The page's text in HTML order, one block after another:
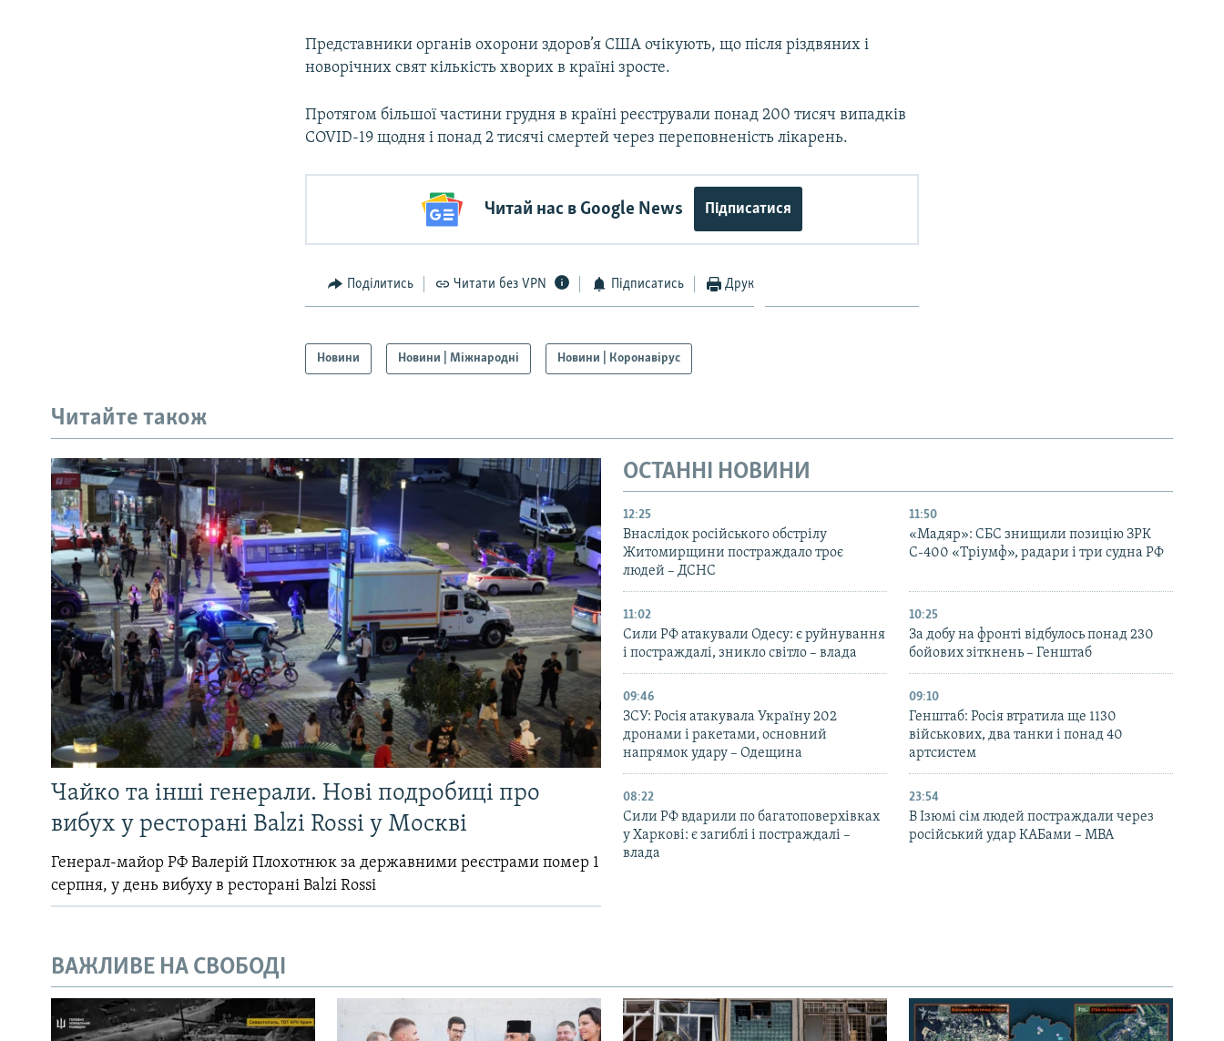
Представники органів охорони здоров’я США очікують, що після різдвяних і
новорічних свят кількість хворих в країні зросте.
Протягом більшої частини грудня в країні реєстрували понад 200 тисяч випадків
COVID-19 щодня і понад 2 тисячі смертей через переповненість лікарень.
Читай нас в Google News Підписатися
Поділитись Читати без VPN Підписатись Друк
Новини Новини | Міжнародні Новини | Коронавірус
Читайте також
Чайко та інші генерали. Нові подробиці про
вибух у ресторані Balzi Rossi у Москві
Генерал-майор РФ Валерій Плохотнюк за державними реєстрами помер 1
серпня, у день вибуху в ресторані Balzi Rossi
ОСТАННІ НОВИНИ
12:25
Внаслідок російського обстрілу
Житомирщини постраждало троє
людей – ДСНС
11:50
«Мадяр»: СБС знищили позицію ЗРК
С-400 «Тріумф», радари і три судна РФ
11:02
Сили РФ атакували Одесу: є руйнування
і постраждалі, зникло світло – влада
10:25
За добу на фронті відбулось понад 230
бойових зіткнень – Генштаб
09:46
ЗСУ: Росія атакувала Україну 202
дронами і ракетами, основний
напрямок удару – Одещина
09:10
Генштаб: Росія втратила ще 1130
військових, два танки і понад 40
артсистем
08:22
Сили РФ вдарили по багатоповерхівках
у Харкові: є загиблі і постраждалі –
влада
23:54
В Ізюмі сім людей постраждали через
російський удар КАБами – МВА
ВАЖЛИВЕ НА СВОБОДІ